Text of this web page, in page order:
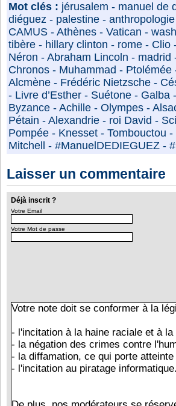
Mot clés : jérusalem - manuel de
diéguez - palestine - anthropologie
CAMUS - Athènes - Vatican -
tibère - hillary clinton - rome - Clio
Néron - Abraham Lincoln - madrid
Chronos - Muhammad - Ptolémée
Alcmène - Frédéric Nietzsche -
- Livre d’Esther - Suétone - Galba -
Byzance - Achille - Olympes -
Pétain - Alexandrie - roi David -
Pompée - Knesset - Tombouctou -
Mitchell
- #ManuelDEDIEGUEZ -
Laisser un commentaire
Déjà inscrit ?
Votre Email
Votre Mot de passe